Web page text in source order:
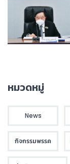
หมวดหมู่
News
กิจกรรมพรรค